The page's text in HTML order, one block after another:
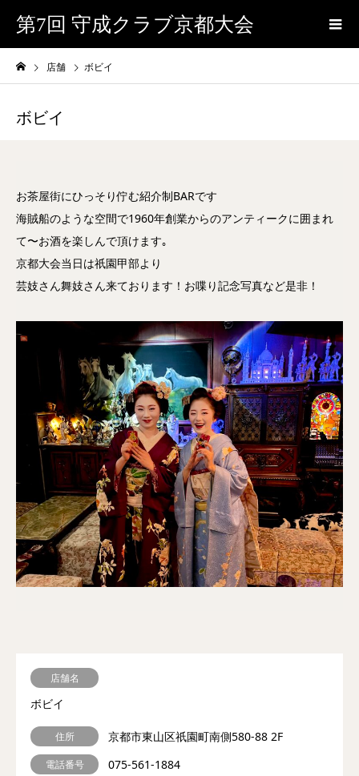
第7回 守成クラブ京都大会
店舗 ボビイ
ボビイ
お茶屋街にひっそり佇む紹介制BARです
海賊船のような空間で1960年創業からのアンティークに囲まれ
て〜お酒を楽しんで頂けます｡
京都大会当日は祇園甲部より
芸妓さん舞妓さん来ております！お喋り記念写真など是非！
店舗名
ボビイ
住所 京都市東山区祇園町南側580-88 2F
電話番号 075-561-1884